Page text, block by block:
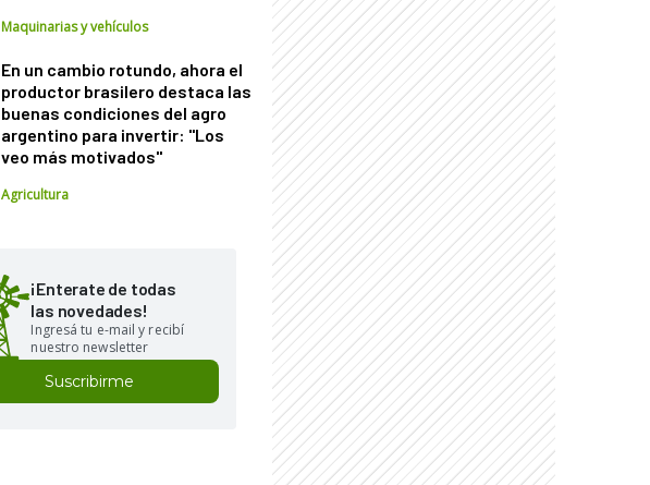
Maquinarias y vehículos
En un cambio rotundo, ahora el
productor brasilero destaca las
buenas condiciones del agro
argentino para invertir: "Los
veo más motivados"
Agricultura
¡Enterate de todas
las novedades!
Ingresá tu e-mail y recibí
nuestro newsletter
Suscribirme